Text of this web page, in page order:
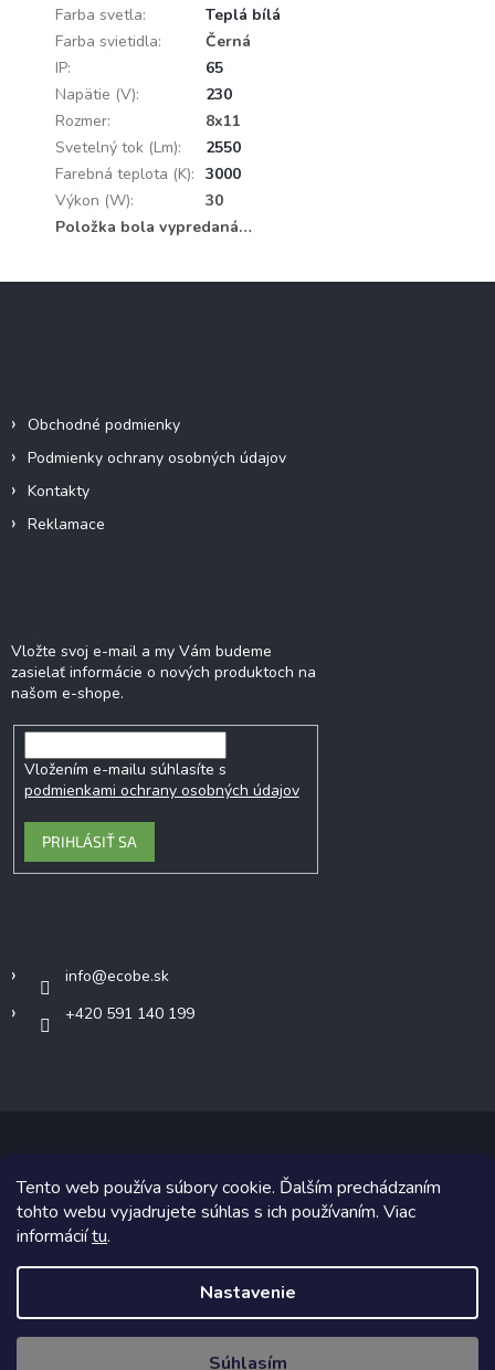
Tento web používa súbory cookie. Ďalším prechádzaním
tohto webu vyjadrujete súhlas s ich používaním. Viac
informáciítu.
Nastavenie
Súhlasím
Farba svetla:
Teplá bílá
Farba svietidla:
Černá
IP:
65
Napätie (V):
230
Rozmer:
8x11
Svetelný tok (Lm):
2550
Farebná teplota (K): 3000
Výkon (W):
30
Položka bola vypredaná…
Obchodné podmienky
Podmienky ochrany osobných údajov
Kontakty
Reklamace
Vložte svoj e-mail a my Vám budeme
zasielať informácie o nových produktoch na
našom e-shope.
Vložením e-mailu súhlasíte s
podmienkami ochrany osobných údajov
PRIHLÁSIŤ SA
info@ecobe.sk
+420 591 140 199
Copyright 2026Ecobe.sk. Všetky práva vyhradené.
Grafický návrh vytvoril a na Shoptet implementoval
Shoptetak.cz.